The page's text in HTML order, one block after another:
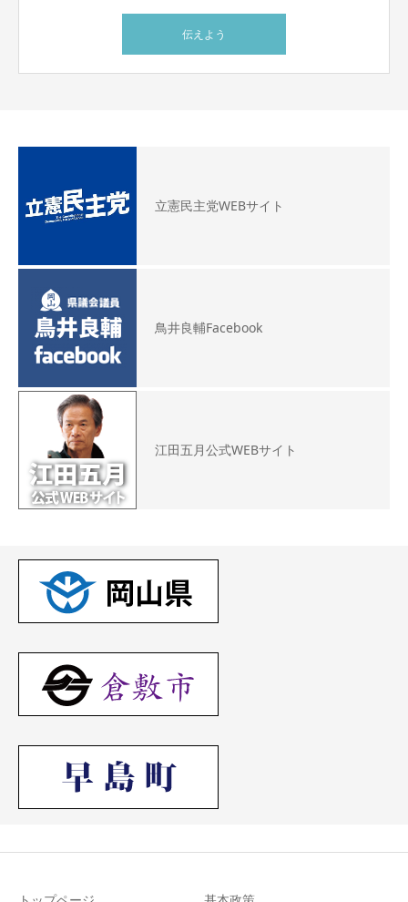
伝えよう
立憲民主党WEBサイト
鳥井良輔Facebook
江田五月公式WEBサイト